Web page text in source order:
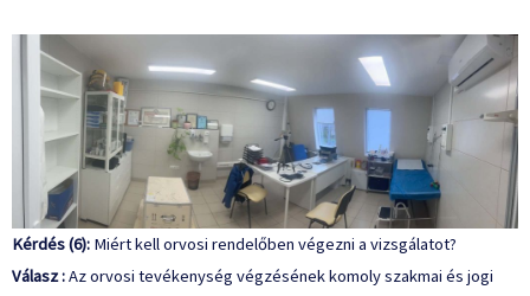
Kérdés (6): Miért kell orvosi rendelőben végezni a vizsgálatot?
Válasz :Az orvosi tevékenység végzésének komoly szakmai és jogi